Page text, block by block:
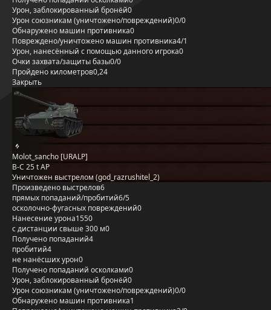
Урон, заблокированный бронёй0
Урон союзникам (уничтожено/повреждений)0/0
Обнаружено машин противника0
Повреждено/уничтожено машин противника4/1
Урон, нанесённый с помощью данного игрока0
Очки захвата/защиты базы0/0
Пройдено километров0,24
Закрыть
Molot_sancho [URALP]
B-C 25 t AP
Уничтожен выстрелом (god_razrushitel_2)
Произведено выстрелов6
прямых попаданий/пробитий6/5
осколочно-фугасных повреждений0
Нанесение урона1550
с дистанции свыше 300 м0
Получено попаданий4
пробитий4
не нанёсших урон0
Получено попаданий осколками0
Урон, заблокированный бронёй0
Урон союзникам (уничтожено/повреждений)0/0
Обнаружено машин противника1